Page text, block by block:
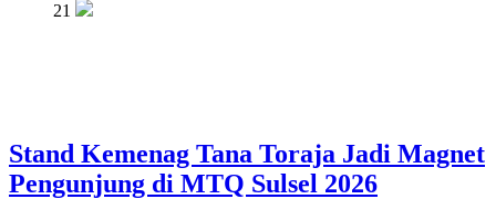
21
Stand Kemenag Tana Toraja Jadi Magnet
Pengunjung di MTQ Sulsel 2026